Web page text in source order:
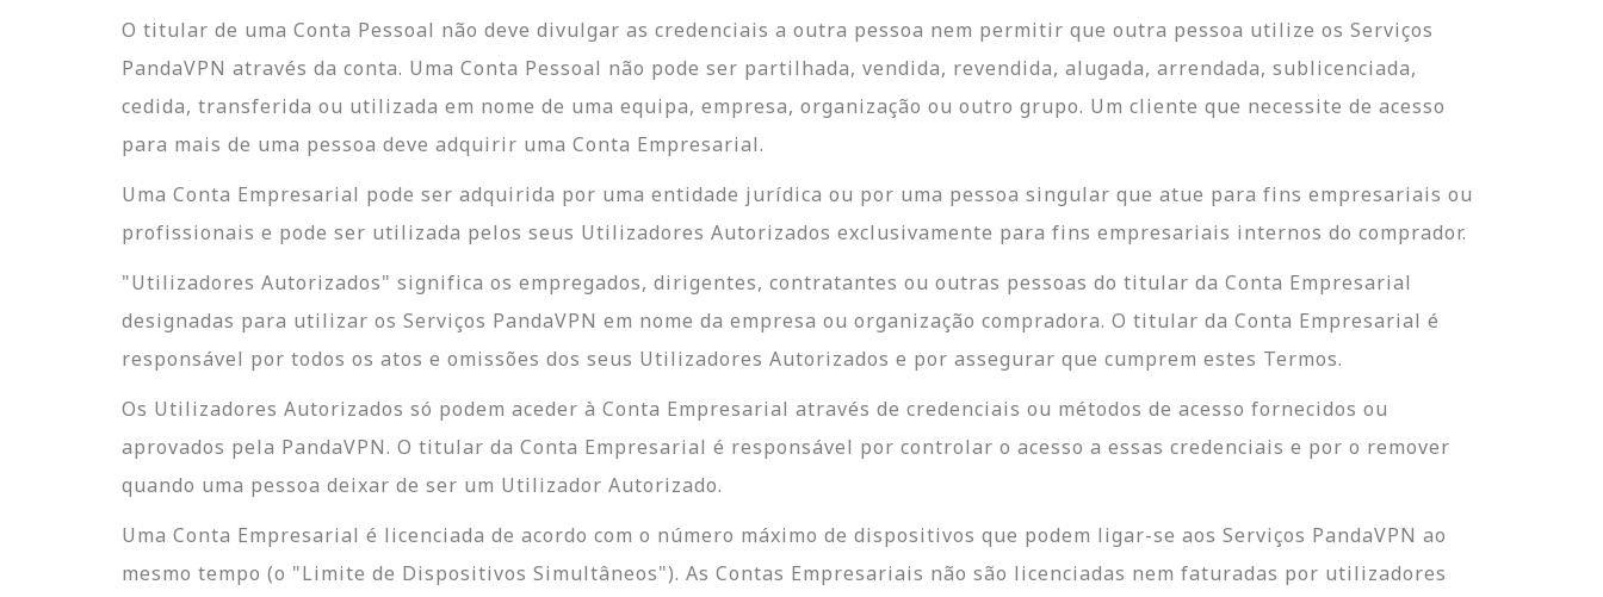
O titular de uma Conta Pessoal não deve divulgar as credenciais a outra pessoa nem permitir que outra pessoa utilize os Serviços
PandaVPN através da conta. Uma Conta Pessoal não pode ser partilhada, vendida, revendida, alugada, arrendada, sublicenciada,
cedida, transferida ou utilizada em nome de uma equipa, empresa, organização ou outro grupo. Um cliente que necessite de acesso
para mais de uma pessoa deve adquirir uma Conta Empresarial.
Uma Conta Empresarial pode ser adquirida por uma entidade jurídica ou por uma pessoa singular que atue para fins empresariais ou
profissionais e pode ser utilizada pelos seus Utilizadores Autorizados exclusivamente para fins empresariais internos do comprador.
"Utilizadores Autorizados" significa os empregados, dirigentes, contratantes ou outras pessoas do titular da Conta Empresarial
designadas para utilizar os Serviços PandaVPN em nome da empresa ou organização compradora. O titular da Conta Empresarial é
responsável por todos os atos e omissões dos seus Utilizadores Autorizados e por assegurar que cumprem estes Termos.
Os Utilizadores Autorizados só podem aceder à Conta Empresarial através de credenciais ou métodos de acesso fornecidos ou
aprovados pela PandaVPN. O titular da Conta Empresarial é responsável por controlar o acesso a essas credenciais e por o remover
quando uma pessoa deixar de ser um Utilizador Autorizado.
Uma Conta Empresarial é licenciada de acordo com o número máximo de dispositivos que podem ligar-se aos Serviços PandaVPN ao
mesmo tempo (o "Limite de Dispositivos Simultâneos"). As Contas Empresariais não são licenciadas nem faturadas por utilizadores